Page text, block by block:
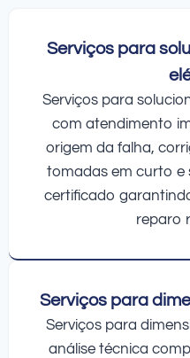
Serviços para
Serviços para
com atendimento
origem da falha,
tomadas em curto e
certificado
reparo
Serviços para
Serviços para
análise técnica